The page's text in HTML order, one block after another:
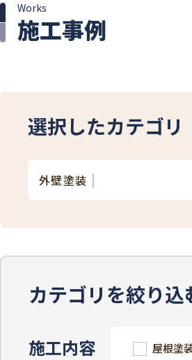
施工事例
Works
選択したカテゴリ
外壁塗装
カテゴリを絞り込
施工内容
屋根塗